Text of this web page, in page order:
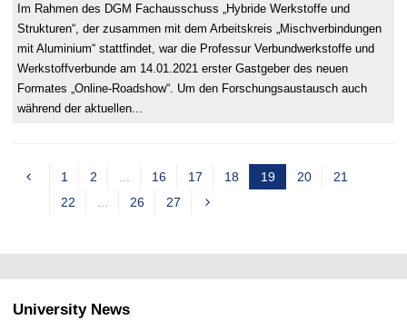
Im Rahmen des DGM Fachausschuss „Hybride Werkstoffe und
Strukturen“, der zusammen mit dem Arbeitskreis „Mischverbindungen
mit Aluminium“ stattfindet, war die Professur Verbundwerkstoffe und
Werkstoffverbunde am 14.01.2021 erster Gastgeber des neuen
Formates „Online-Roadshow“. Um den Forschungsaustausch auch
während der aktuellen...
1 2 16 17 18 19c
r
e
20
21
22
26 27
University News